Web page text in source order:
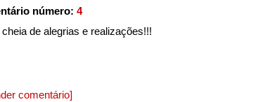
número: 4
de alegrias e realizações!!!
comentário]